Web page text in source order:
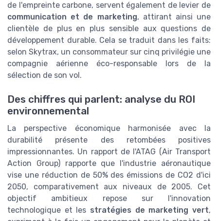
de l'empreinte carbone, servent également de levier de
communication et de marketing, attirant ainsi une
clientèle de plus en plus sensible aux questions de
développement durable. Cela se traduit dans les faits:
selon Skytrax, un consommateur sur cinq privilégie une
compagnie aérienne éco-responsable lors de la
sélection de son vol.
Des chiffres qui parlent: analyse du ROI
environnemental
La perspective économique harmonisée avec la
durabilité présente des retombées positives
impressionnantes. Un rapport de l'ATAG (Air Transport
Action Group) rapporte que l'industrie aéronautique
vise une réduction de 50% des émissions de CO2 d'ici
2050, comparativement aux niveaux de 2005. Cet
objectif ambitieux repose sur l'innovation
technologique et les stratégies de marketing vert,